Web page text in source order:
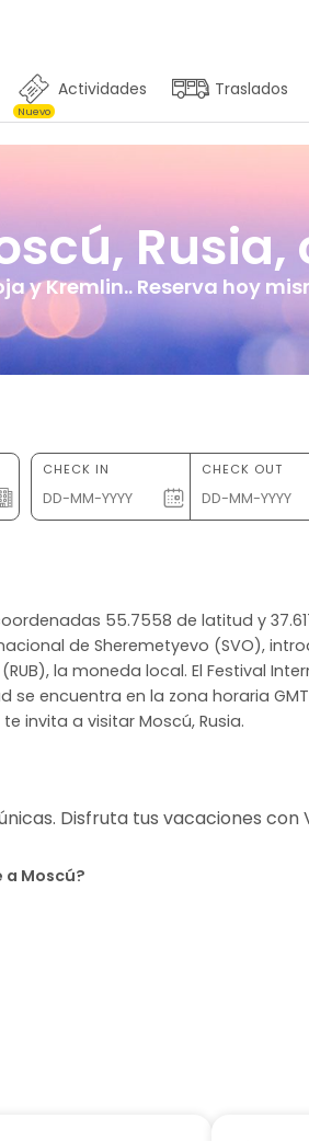
Actividades
Nuevo
Traslados
Rusia,
y Kremlin.. Reserva hoy
CHECK IN CHECK OUT
55.7558 de latitud y
de Sheremetyevo (SVO),
la moneda local. El Festival
encuentra en la zona horaria
invita a visitar Moscú, Rusia.
Disfruta tus vacaciones con
Moscú?